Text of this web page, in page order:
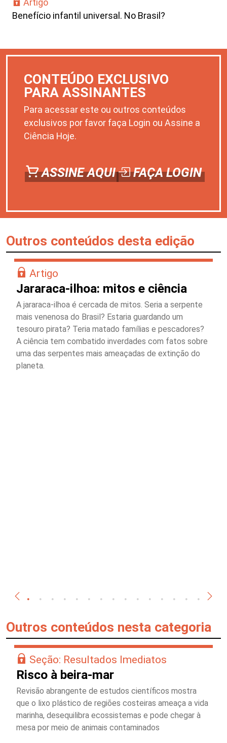
Artigo
Benefício infantil universal. No Brasil?
CONTEÚDO EXCLUSIVO
PARA ASSINANTES
Para acessar este ou outros conteúdos
exclusivos por favor faça Login ou Assine a
Ciência Hoje.
ASSINE AQUI FAÇA LOGIN
Outros conteúdos desta edição
Artigo
Jararaca-ilhoa: mitos e ciência
A jararaca-ilhoa é cercada de mitos. Seria a serpente
mais venenosa do Brasil? Estaria guardando um
tesouro pirata? Teria matado famílias e pescadores?
A ciência tem combatido inverdades com fatos sobre
uma das serpentes mais ameaçadas de extinção do
planeta.
Outros conteúdos nesta categoria
Seção: Resultados Imediatos
Risco à beira-mar
Revisão abrangente de estudos científicos mostra
que o lixo plástico de regiões costeiras ameaça a vida
marinha, desequilibra ecossistemas e pode chegar à
mesa por meio de animais contaminados